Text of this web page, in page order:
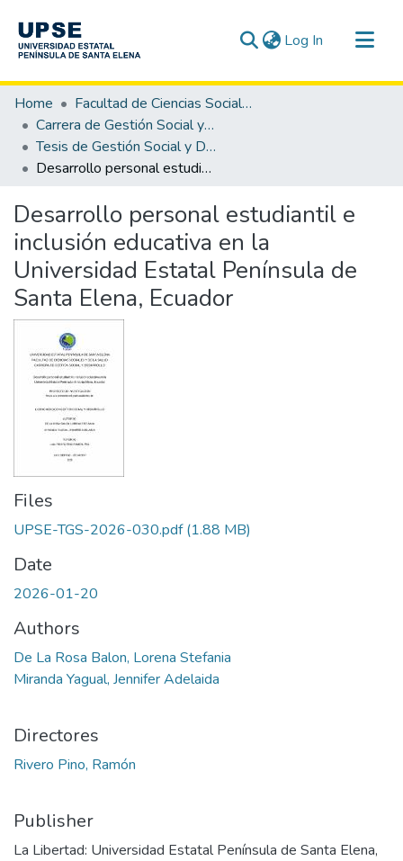
Log In (current)
Communities & Collections
All of DSpace
Statistics
Home
Facultad de Ciencias Sociales y de la Salud
Carrera de Gestión Social y Desarrollo
Tesis de Gestión Social y Desarrollo
Desarrollo personal estudiantil e inclusión educativa en la Universidad Estatal Península de Santa Elena, Ecuador
Desarrollo personal estudiantil e
inclusión educativa en la
Universidad Estatal Península de
Santa Elena, Ecuador
Files
UPSE-TGS-2026-030.pdf(1.88 MB)
Date
2026-01-20
Authors
De La Rosa Balon, Lorena Stefania
Miranda Yagual, Jennifer Adelaida
Directores
Rivero Pino, Ramón
Publisher
La Libertad: Universidad Estatal Península de Santa Elena,